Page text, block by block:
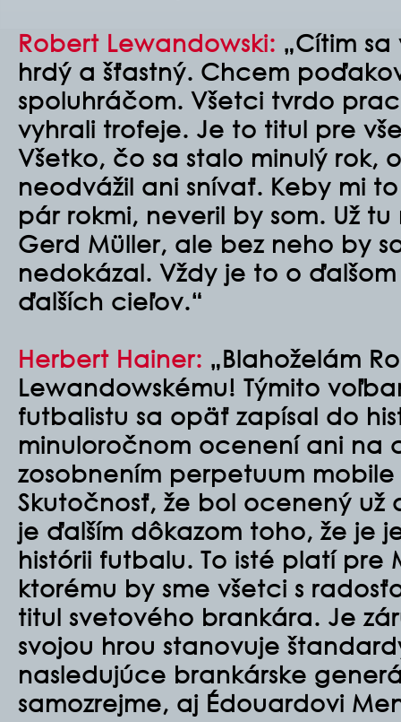
Robert Lewandowski: „Cítim
hrdý a šťastný. Chcem
spoluhráčom. Všetci tvrdo
vyhrali trofeje. Je to titul pre
Všetko, čo sa stalo minulý rok,
neodvážil ani snívať. Keby mi
pár rokmi, neveril by som. Už
Gerd Müller, ale bez neho by
nedokázal. Vždy je to o
ďalších cieľov.“
Herbert Hainer: „Blahoželám
Lewandowskému! Týmito
futbalistu sa opäť zapísal do
minuloročnom ocenení ani na
zosobnením perpetuum
Skutočnosť, že bol ocenený už
je ďalším dôkazom toho, že je
histórii futbalu. To isté platí pre
ktorému by sme všetci s
titul svetového brankára. Je
svojou hrou stanovuje
nasledujúce brankárske
samozrejme, aj Édouardovi